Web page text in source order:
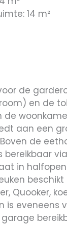
14 m²
de
en de
de
aan een
de
bereikbaar
in
Quooker,
is